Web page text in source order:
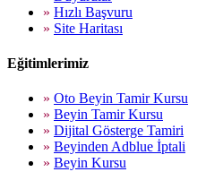
» Hızlı Başvuru
» Site Haritası
Eğitimlerimiz
» Oto Beyin Tamir Kursu
» Beyin Tamir Kursu
» Dijital Gösterge Tamiri
» Beyinden Adblue İptali
» Beyin Kursu